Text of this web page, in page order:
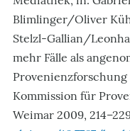
Blimlinger/Oliver
Stelzl-Gallian/
mehr Fälle als
Kommission für
Weimar 2009,